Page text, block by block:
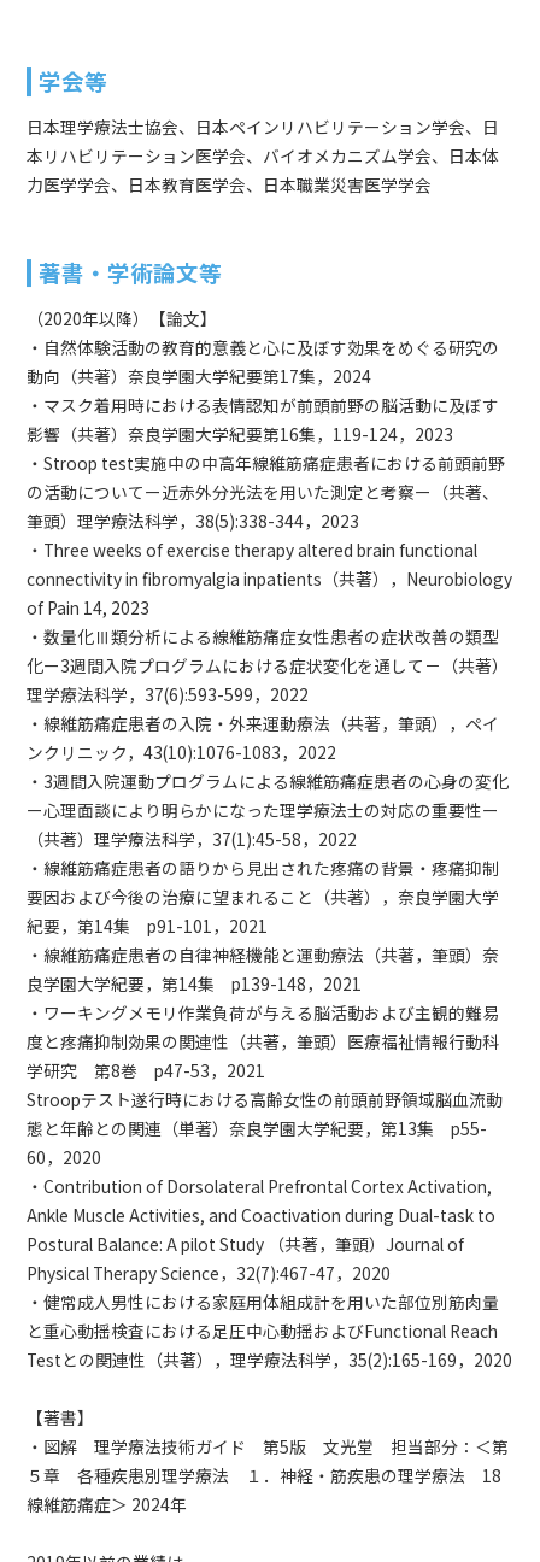
学会等
日本理学療法士協会、日本ペインリハビリテーション学会、日
本リハビリテーション医学会、バイオメカニズム学会、日本体
力医学学会、日本教育医学会、日本職業災害医学学会
著書・学術論文等
（2020年以降）【論文】
・自然体験活動の教育的意義と心に及ぼす効果をめぐる研究の
動向（共著）奈良学園大学紀要第17集，2024
・マスク着用時における表情認知が前頭前野の脳活動に及ぼす
影響（共著）奈良学園大学紀要第16集，119-124，2023
・Stroop test実施中の中高年線維筋痛症患者における前頭前野
の活動についてー近赤外分光法を用いた測定と考察ー（共著、
筆頭）理学療法科学，38(5):338-344，2023
・Three weeks of exercise therapy altered brain functional
connectivity in fibromyalgia inpatients（共著），Neurobiology
of Pain 14, 2023
・数量化Ⅲ類分析による線維筋痛症女性患者の症状改善の類型
化ー3週間入院プログラムにおける症状変化を通して－（共著）
理学療法科学，37(6):593-599，2022
・線維筋痛症患者の入院・外来運動療法（共著，筆頭），ペイ
ンクリニック，43(10):1076-1083，2022
・3週間入院運動プログラムによる線維筋痛症患者の心身の変化
ー心理面談により明らかになった理学療法士の対応の重要性ー
（共著）理学療法科学，37(1):45-58，2022
・線維筋痛症患者の語りから見出された疼痛の背景・疼痛抑制
要因および今後の治療に望まれること（共著），奈良学園大学
紀要，第14集 p91-101，2021
・線維筋痛症患者の自律神経機能と運動療法（共著，筆頭）奈
良学園大学紀要，第14集 p139-148，2021
・ワーキングメモリ作業負荷が与える脳活動および主観的難易
度と疼痛抑制効果の関連性（共著，筆頭）医療福祉情報行動科
学研究 第8巻 p47-53，2021
Stroopテスト遂行時における高齢女性の前頭前野領域脳血流動
態と年齢との関連（単著）奈良学園大学紀要，第13集 p55-
60，2020
・Contribution of Dorsolateral Prefrontal Cortex Activation,
Ankle Muscle Activities, and Coactivation during Dual-task to
Postural Balance: A pilot Study （共著，筆頭）Journal of
Physical Therapy Science，32(7):467-47，2020
・健常成人男性における家庭用体組成計を用いた部位別筋肉量
と重心動揺検査における足圧中心動揺およびFunctional Reach
Testとの関連性（共著），理学療法科学，35(2):165-169，2020
【著書】
・図解 理学療法技術ガイド 第5版 文光堂 担当部分：＜第
５章 各種疾患別理学療法 １．神経・筋疾患の理学療法 18
線維筋痛症＞ 2024年